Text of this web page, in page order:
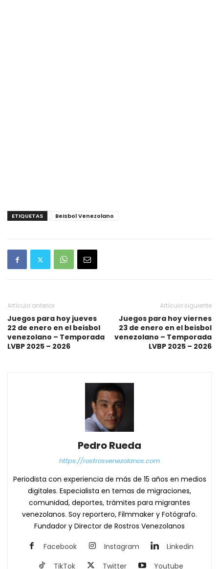
ETIQUETAS Beisbol Venezolano
Artículo anterior
Juegos para hoy jueves
22 de enero en el beisbol
venezolano – Temporada
LVBP 2025 – 2026
Artículo siguiente
Juegos para hoy viernes
23 de enero en el beisbol
venezolano – Temporada
LVBP 2025 – 2026
Pedro Rueda
https://rostrosvenezolanos.com
Periodista con experiencia de más de 15 años en medios
digitales. Especialista en temas de migraciones,
comunidad, deportes, trámites para migrantes
venezolanos. Soy reportero, Filmmaker y Fotógrafo.
Fundador y Director de Rostros Venezolanos
Facebook Instagram
Linkedin
TikTok
Twitter Youtube